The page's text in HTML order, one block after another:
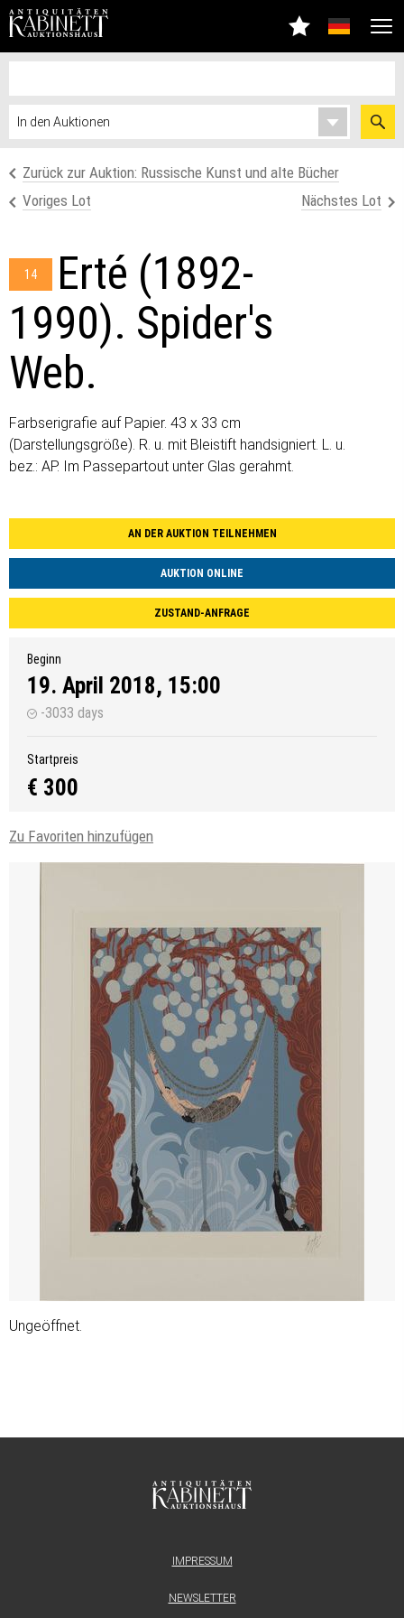
Zurück zur Auktion: Russische Kunst und alte Bücher
Voriges Lot
Nächstes Lot
14
Erté (1892-
1990). Spider's
Web.
Farbserigrafie auf Papier. 43 x 33 cm
(Darstellungsgröße). R. u. mit Bleistift handsigniert. L. u.
bez.: AP. Im Passepartout unter Glas gerahmt.
AN DER AUKTION TEILNEHMEN
AUKTION ONLINE
ZUSTAND-ANFRAGE
Beginn
19. April 2018, 15:00
-3033 days
Startpreis
€ 300
Zu Favoriten hinzufügen
Ungeöffnet.
IMPRESSUM
NEWSLETTER